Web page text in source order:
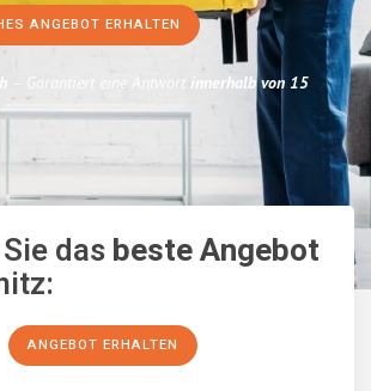
ANGEBOT ERHALTEN
– Garantiert eine Antwort innerhalb von 15
dasbeste Angebot
ANGEBOT ERHALTEN